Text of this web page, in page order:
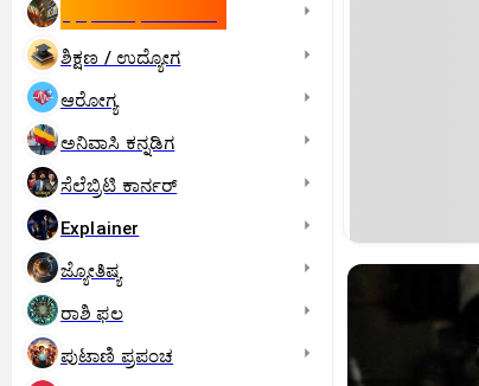
ಶಿಕ್ಷಣ / ಉದ್ಯೋಗ
ಆರೋಗ್ಯ
ಅನಿವಾಸಿ ಕನ್ನಡಿಗ
ಸೆಲೆಬ್ರಿಟಿ ಕಾರ್ನರ್‌
Explainer
ಜ್ಯೋತಿಷ್ಯ
ರಾಶಿ ಫಲ
ಪುಟಾಣಿ ಪ್ರಪಂಚ